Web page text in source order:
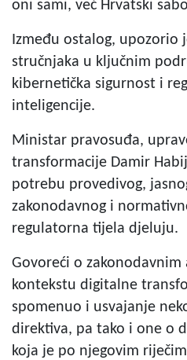
oni sami, već Hrvatski
Između ostalog, upozorio
stručnjaka u ključnim
kibernetička sigurnost i
inteligencije.
Ministar pravosuđa,
transformacije Damir
potrebu provedivog,
zakonodavnog i
regulatorna tijela djeluju.
Govoreći o
kontekstu digitalne
spomenuo i usvajanje
direktiva, pa tako i one o
koja je po njegovim